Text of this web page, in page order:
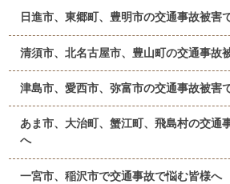
日進市、東郷町、豊明市の交通事故被害
清須市、北名古屋市、豊山町の交通事故
津島市、愛西市、弥富市の交通事故被害
あま市、大治町、蟹江町、飛島村の交通
へ
一宮市、稲沢市で交通事故で悩む皆様へ